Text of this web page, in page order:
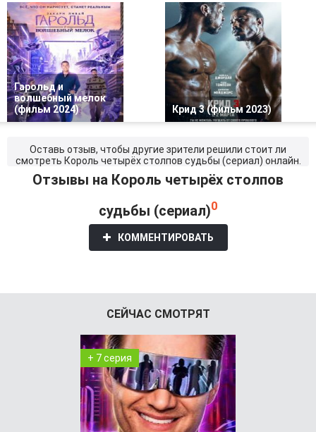
Гарольд и
волшебный мелок
(фильм 2024)
Крид 3 (фильм 2023)
Оставь отзыв, чтобы другие зрители решили стоит ли
смотреть Король четырёх столпов судьбы (сериал) онлайн.
Отзывы на Король четырёх столпов
судьбы (сериал)0
КОММЕНТИРОВАТЬ
СЕЙЧАС СМОТРЯТ
+ 7 серия